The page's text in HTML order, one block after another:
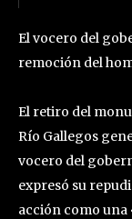
El vocero del
remoción del
El retiro del
Río Gallegos
vocero del
expresó su
acción como una